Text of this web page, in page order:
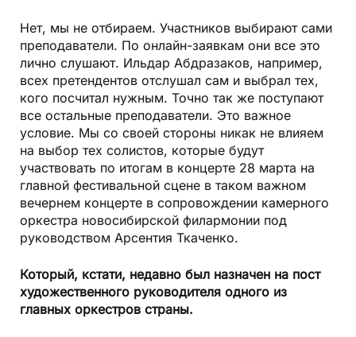
Нет, мы не отбираем. Участников выбирают сами
преподаватели. По онлайн-заявкам они все это
лично слушают. Ильдар Абдразаков, например,
всех претендентов отслушал сам и выбрал тех,
кого посчитал нужным. Точно так же поступают
все остальные преподаватели. Это важное
условие. Мы со своей стороны никак не влияем
на выбор тех солистов, которые будут
участвовать по итогам в концерте 28 марта на
главной фестивальной сцене в таком важном
вечернем концерте в сопровождении камерного
оркестра новосибирской филармонии под
руководством Арсентия Ткаченко.
Который, кстати, недавно был назначен на пост
художественного руководителя одного из
главных оркестров страны.